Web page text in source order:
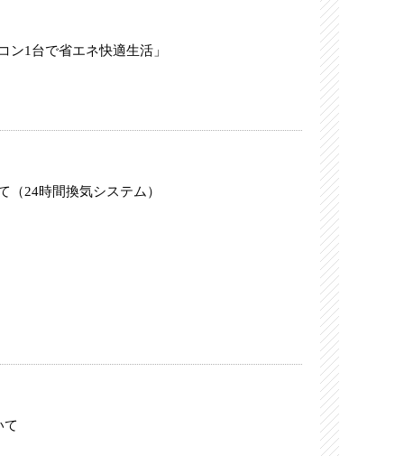
ン1台で省エネ快適生活」
24時間換気システム）
て